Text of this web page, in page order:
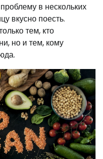
в нескольких
вкусно поесть.
тем, кто
но и тем, кому